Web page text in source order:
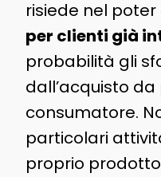
risiede nel
per clienti già
probabilità gli
dall’acquisto
consumatore.
particolari
proprio